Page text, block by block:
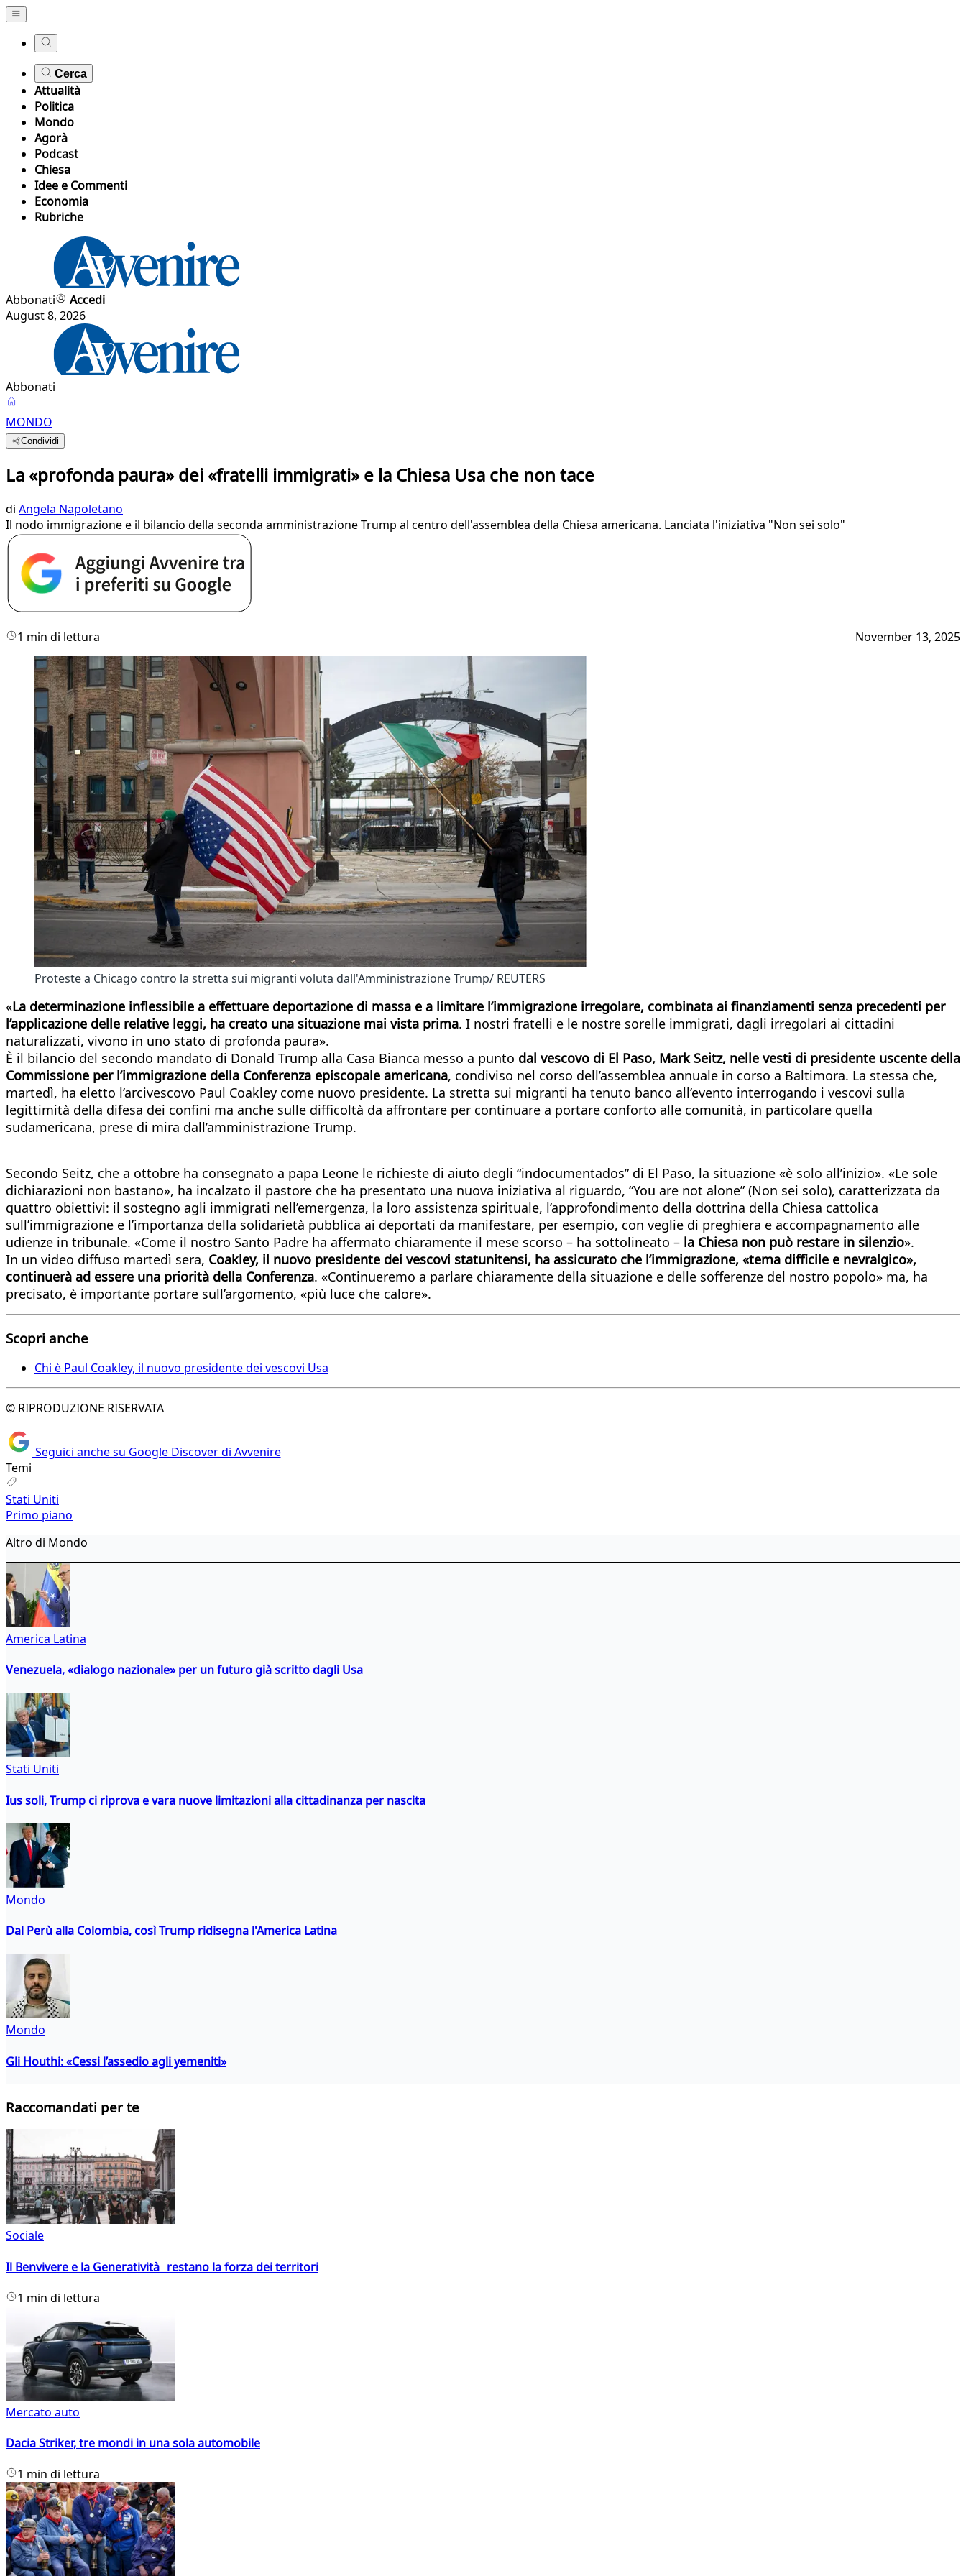
Cerca
Attualità
Politica
Mondo
Agorà
Podcast
Chiesa
Idee e Commenti
Economia
Rubriche
Abbonati
Accedi
August 8, 2026
Abbonati
MONDO
Condividi
La «profonda paura» dei «fratelli immigrati» e la Chiesa Usa che non tace
di Angela Napoletano
Il nodo immigrazione e il bilancio della seconda amministrazione Trump al centro dell'assemblea della Chiesa americana. Lanciata l'iniziativa "Non sei solo"
1 min di lettura November 13, 2025
Proteste a Chicago contro la stretta sui migranti voluta dall'Amministrazione Trump/ REUTERS
«La determinazione inflessibile a effettuare deportazione di massa e a limitare l’immigrazione irregolare, combinata ai finanziamenti senza precedenti per
l’applicazione delle relative leggi, ha creato una situazione mai vista prima. I nostri fratelli e le nostre sorelle immigrati, dagli irregolari ai cittadini
naturalizzati, vivono in uno stato di profonda paura».
È il bilancio del secondo mandato di Donald Trump alla Casa Bianca messo a punto dal vescovo di El Paso, Mark Seitz, nelle vesti di presidente uscente della
Commissione per l’immigrazione della Conferenza episcopale americana, condiviso nel corso dell’assemblea annuale in corso a Baltimora. La stessa che,
martedì, ha eletto l’arcivescovo Paul Coakley come nuovo presidente. La stretta sui migranti ha tenuto banco all’evento interrogando i vescovi sulla
legittimità della difesa dei confini ma anche sulle difficoltà da affrontare per continuare a portare conforto alle comunità, in particolare quella
sudamericana, prese di mira dall’amministrazione Trump.
Secondo Seitz, che a ottobre ha consegnato a papa Leone le richieste di aiuto degli “indocumentados” di El Paso, la situazione «è solo all’inizio». «Le sole
dichiarazioni non bastano», ha incalzato il pastore che ha presentato una nuova iniziativa al riguardo, “You are not alone” (Non sei solo), caratterizzata da
quattro obiettivi: il sostegno agli immigrati nell’emergenza, la loro assistenza spirituale, l’approfondimento della dottrina della Chiesa cattolica
sull’immigrazione e l’importanza della solidarietà pubblica ai deportati da manifestare, per esempio, con veglie di preghiera e accompagnamento alle
udienze in tribunale. «Come il nostro Santo Padre ha affermato chiaramente il mese scorso – ha sottolineato – la Chiesa non può restare in silenzio».
In un video diffuso martedì sera, Coakley, il nuovo presidente dei vescovi statunitensi, ha assicurato che l’immigrazione, «tema difficile e nevralgico»,
continuerà ad essere una priorità della Conferenza. «Continueremo a parlare chiaramente della situazione e delle sofferenze del nostro popolo» ma, ha
precisato, è importante portare sull’argomento, «più luce che calore».
Scopri anche
Chi è Paul Coakley, il nuovo presidente dei vescovi Usa
© RIPRODUZIONE RISERVATA
Seguici anche su Google Discover di Avvenire
Temi
Stati Uniti
Primo piano
Altro di Mondo
America Latina
Venezuela, «dialogo nazionale» per un futuro già scritto dagli Usa
Stati Uniti
Ius soli, Trump ci riprova e vara nuove limitazioni alla cittadinanza per nascita
Mondo
Dal Perù alla Colombia, così Trump ridisegna l'America Latina
Mondo
Gli Houthi: «Cessi l’assedio agli yemeniti»
Raccomandati per te
Sociale
Il Benvivere e la Generatività restano la forza dei territori
1 min di lettura
Mercato auto
Dacia Striker, tre mondi in una sola automobile
1 min di lettura